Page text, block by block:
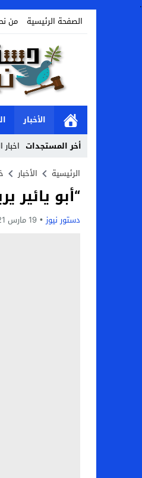
.
الصفحة الرئيسية
من
الأخبار
أخر المستجدات
Stop
Next
الرئيسية الأخبار
“أبو يائير
دستور نيوز 19 مارس 2021